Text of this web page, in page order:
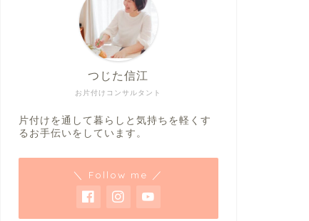
お片付けコンサルタント
つじた信江
片付けを通して暮らしと気持ちを軽くす
るお手伝いをしています。
＼ Follow me ／